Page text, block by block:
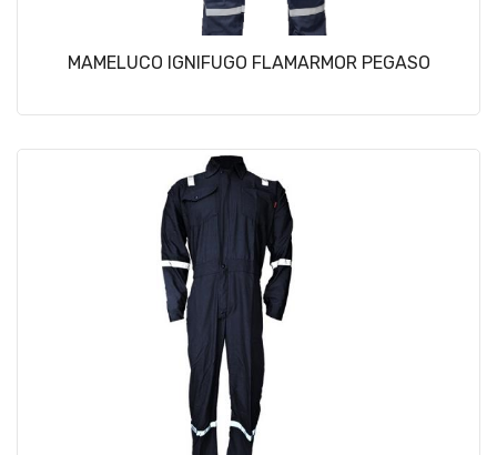
MAMELUCO IGNIFUGO FLAMARMOR PEGASO